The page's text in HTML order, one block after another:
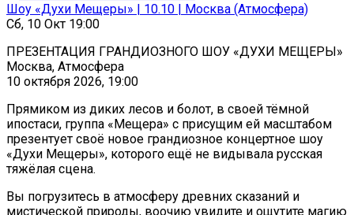
Шоу «Духи Мещеры» | 10.10 | Москва (Атмосфера)
Сб, 10 Окт 19:00
ПРЕЗЕНТАЦИЯ ГРАНДИОЗНОГО ШОУ «ДУХИ МЕЩЕРЫ»
Москва, Атмосфера
10 октября 2026, 19:00
Прямиком из диких лесов и болот, в своей тёмной
ипостаси, группа «Мещера» с присущим ей масштабом
презентует своё новое грандиозное концертное шоу
«Духи Мещеры», которого ещё не видывала русская
тяжёлая сцена.
Вы погрузитесь в атмосферу древних сказаний и
мистической природы, воочию увидите и ощутите магию